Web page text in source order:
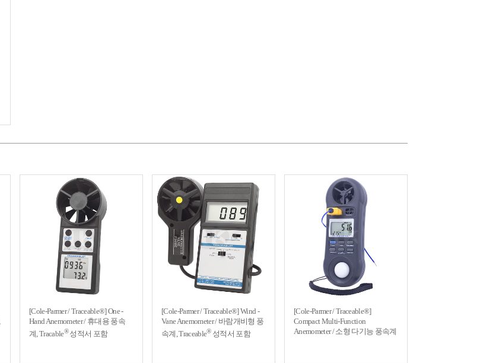
[Cole-Parmer / Traceable®] One -
Hand Anemometer / 휴대용 풍속
계, Tracable®성적서 포함
[Cole-Parmer / Traceable®] Wind -
Vane Anemometer / 바람개비형 풍
속계, Traceable®성적서 포함
[Cole-Parmer / Traceable®]
Compact Multi-Function
Anemometer / 소형 다기능 풍속계